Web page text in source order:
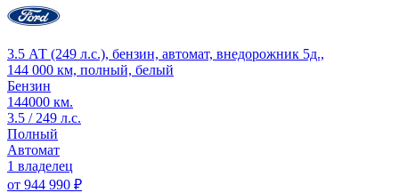
3.5 АТ (249 л.с.), бензин, автомат, внедорожник 5д.,
144 000 км, полный, белый
Бензин
144000 км.
3.5 / 249 л.с.
Полный
Автомат
1 владелец
от 944 990 ₽